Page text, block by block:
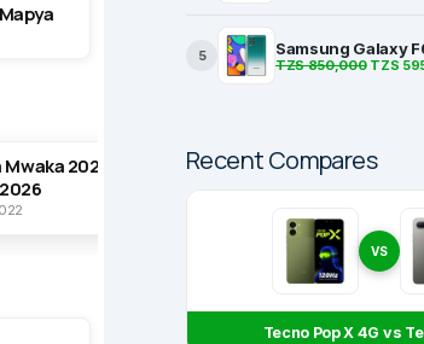
Mwaka 2022 Ambazo ni Bora Kwa
Most
5 Samsung Galaxy
TZS 850,000TZS
Recent Compares
VS
Tecno Pop X 4G vs